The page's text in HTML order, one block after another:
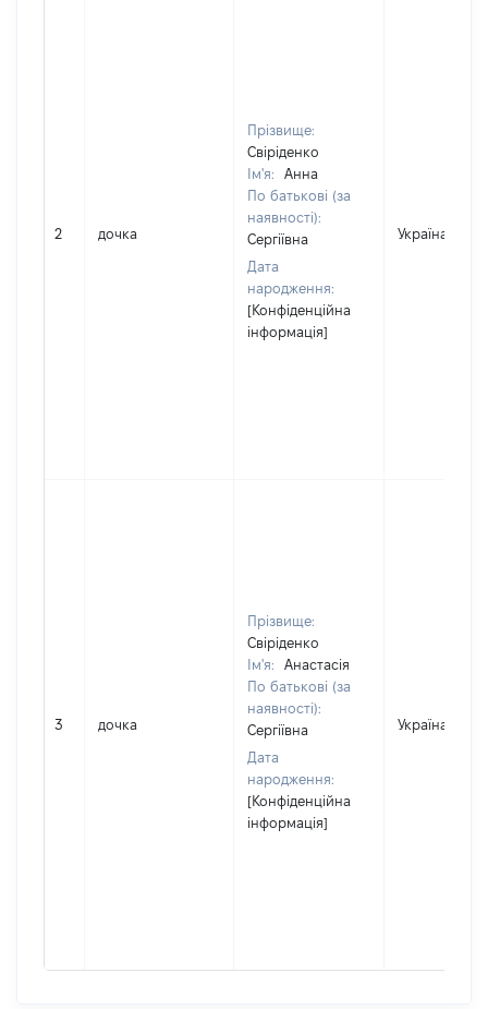
2 дочка
Прізвище:
Свіріденко
Ім'я:
Анна
По батькові (за
наявності):
Сергіївна
Дата
народження:
[Конфіденційна
інформація]
Україна
3 дочка
Прізвище:
Свіріденко
Ім'я:
Анастасія
По батькові (за
наявності):
Сергіївна
Дата
народження:
[Конфіденційна
інформація]
Україна